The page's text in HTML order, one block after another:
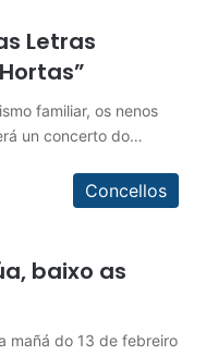
Letras
familiar, os nenos
un concerto do…
Concellos
baixo as
mañá do 13 de febreiro